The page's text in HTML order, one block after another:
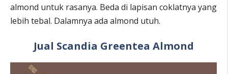
almond untuk rasanya. Beda di lapisan coklatnya yang
lebih tebal. Dalamnya ada almond utuh.
Jual Scandia Greentea Almond